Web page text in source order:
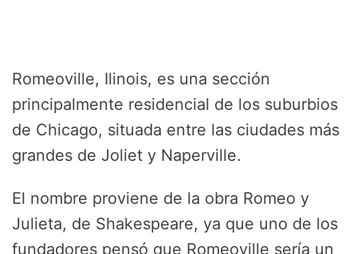
Romeoville, Ilinois, es una sección
principalmente residencial de los suburbios
de Chicago, situada entre las ciudades más
grandes de Joliet y Naperville.
El nombre proviene de la obra Romeo y
Julieta, de Shakespeare, ya que uno de los
fundadores pensó que Romeoville sería un